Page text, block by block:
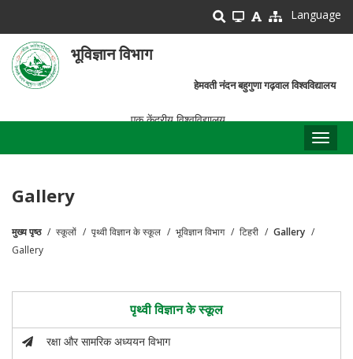
main
content
Language
भूविज्ञान विभाग
हेमवती नंदन बहुगुणा गढ़वाल विश्वविद्यालय
एक केंद्रीय विश्वविद्यालय
Gallery
पग
मुख्य पृष्ठ स्कूलों पृथ्वी विज्ञान के स्कूल भूविज्ञान विभाग टिहरी
Gallery
Gallery
पृथ्वी विज्ञान के स्कूल
रक्षा और सामरिक अध्ययन विभाग